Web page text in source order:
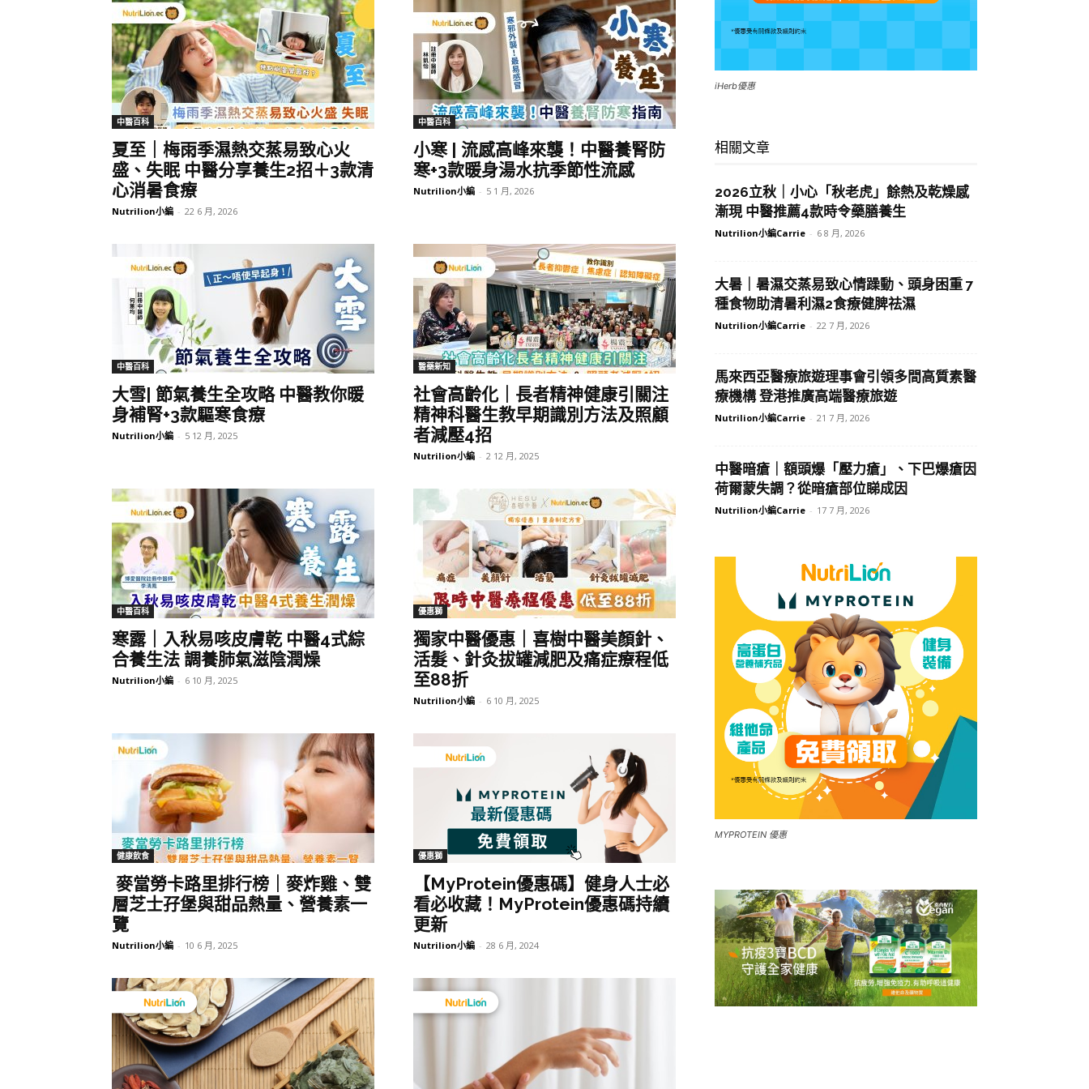
中醫百科
夏至｜梅雨季濕熱交蒸易致心火
盛、失眠 中醫分享養生2招＋3款清
心消暑食療
Nutrilion小編 - 22 6 月, 2026
中醫百科
小寒 | 流感高峰來襲！中醫養腎防
寒+3款暖身湯水抗季節性流感
Nutrilion小編 - 5 1 月, 2026
中醫百科
大雪| 節氣養生全攻略 中醫教你暖
身補腎+3款驅寒食療
Nutrilion小編 - 5 12 月, 2025
醫藥新知
社會高齡化｜長者精神健康引關注
精神科醫生教早期識別方法及照顧
者減壓4招
Nutrilion小編 - 2 12 月, 2025
中醫百科
寒露｜入秋易咳皮膚乾 中醫4式綜
合養生法 調養肺氣滋陰潤燥
Nutrilion小編 - 6 10 月, 2025
優惠獅
獨家中醫優惠｜喜樹中醫美顏針、
活髮、針灸拔罐減肥及痛症療程低
至88折
Nutrilion小編 - 6 10 月, 2025
健康飲食
麥當勞卡路里排行榜｜麥炸雞、雙
層芝士孖堡與甜品熱量、營養素一
覽
Nutrilion小編 - 10 6 月, 2025
優惠獅
【MyProtein優惠碼】健身人士必
看必收藏！MyProtein優惠碼持續
更新
Nutrilion小編 - 28 6 月, 2024
iHerb優惠
相關文章
2026立秋｜小心「秋老虎」餘熱及乾燥感
漸現 中醫推薦4款時令藥膳養生
Nutrilion小編Carrie - 6 8 月, 2026
大暑｜暑濕交蒸易致心情躁動、頭身困重 7
種食物助清暑利濕2食療健脾祛濕
Nutrilion小編Carrie - 22 7 月, 2026
馬來西亞醫療旅遊理事會引領多間高質素醫
療機構 登港推廣高端醫療旅遊
Nutrilion小編Carrie - 21 7 月, 2026
中醫暗瘡｜額頭爆「壓力瘡」、下巴爆瘡因
荷爾蒙失調？從暗瘡部位睇成因
Nutrilion小編Carrie - 17 7 月, 2026
MYPROTEIN 優惠